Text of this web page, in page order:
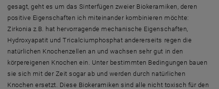
gesagt, geht es um das Sinterfügen zweier Biokeramiken, deren
positive Eigenschaften ich miteinander kombinieren möchte:
Zirkonia z.B. hat hervorragende mechanische Eigenschaften,
Hydroxyapatit und Tricalciumphosphat andererseits regen die
natürlichen Knochenzellen an und wachsen sehr gut in den
körpereigenen Knochen ein. Unter bestimmten Bedingungen bauen
sie sich mit der Zeit sogar ab und werden durch natürlichen
Knochen ersetzt. Diese Biokeramiken sind alle nicht toxisch für den